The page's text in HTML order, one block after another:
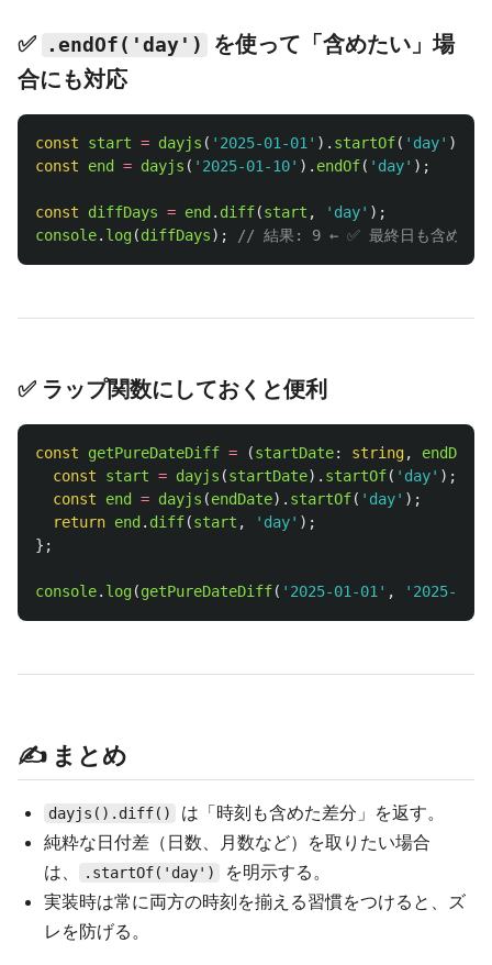
✅ .endOf('day')
を使って「含めたい」場
合にも対応
const start = dayjs ( ' 2025-01-01 ' ). startOf( ' day' );
const
end = dayjs ( ' 2025-01-10' ). endOf( ' day' );
const diffDays = end . diff(start , ' day' );
console. log(diffDays); // 結果: 9 ← ✅ 最終日も含めた形
✅ ラップ関数にしておくと便利
const getPureDateDiff = (startDate: string, endDate
const
start = dayjs (startDate). startOf( ' day' );
const
end = dayjs (endDate). startOf( ' day' );
return end . diff(start , ' day' );
};
console. log(getPureDateDiff( ' 2025-01-01 ' , ' 2025-01-
✍️ まとめ
dayjs().diff()
は「時刻も含めた差分」を返す。
純粋な日付差（日数、月数など）を取りたい場合
は、
.startOf('day')
を明示する。
実装時は常に両方の時刻を揃える習慣をつけると、ズ
レを防げる。